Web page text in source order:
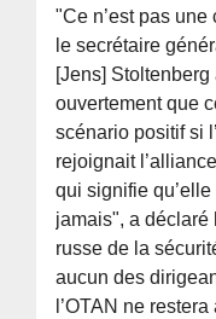
"Ce n’est pas
le secrétaire
[Jens]
ouvertement que
scénario positif si
rejoignait
qui signifie qu’elle
jamais", a déclaré
russe de la
aucun des
l’OTAN ne